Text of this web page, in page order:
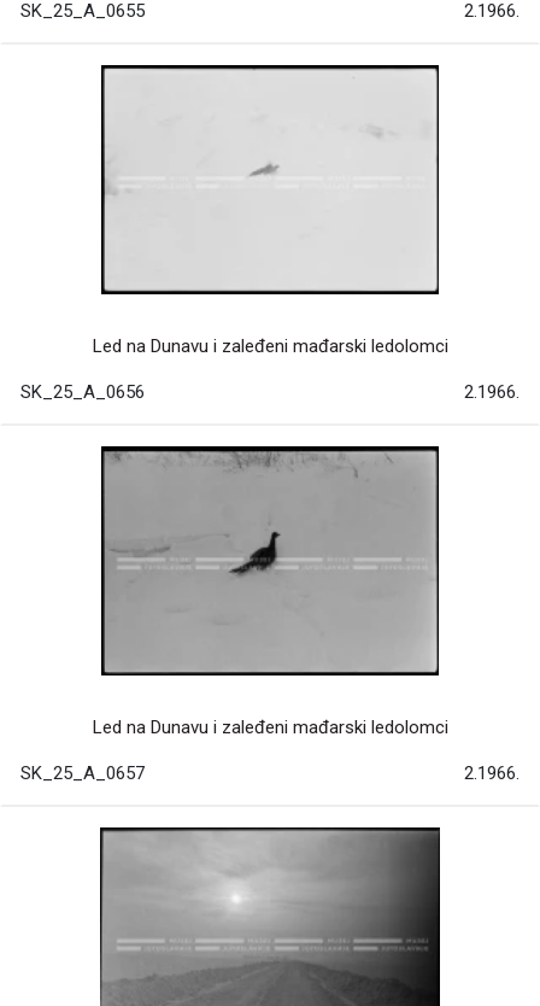
SK_25_A_0655 2.1966.
Led na Dunavu i zaleđeni mađarski ledolomci
SK_25_A_0656 2.1966.
Led na Dunavu i zaleđeni mađarski ledolomci
SK_25_A_0657 2.1966.